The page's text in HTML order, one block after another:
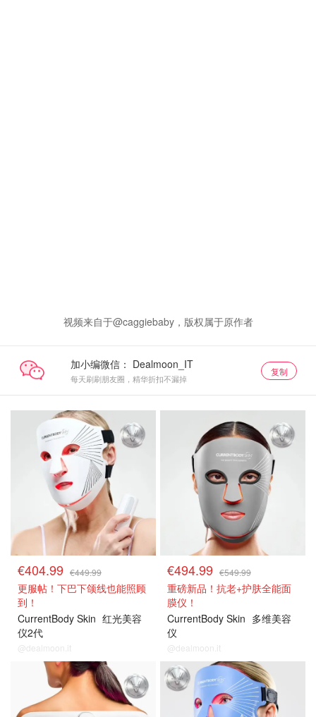
视频来自于@caggiebaby，版权属于原作者
加小编微信：
每天刷刷朋友圈，精华折扣不漏掉
复制
€404.99 €449.99
更服帖！下巴下颌线也能照顾
到！
CurrentBody Skin 红光美容
仪2代
@dealmoon.it
€494.99 €549.99
重磅新品！抗老+护肤全能面
膜仪！
CurrentBody Skin 多维美容
仪
@dealmoon.it